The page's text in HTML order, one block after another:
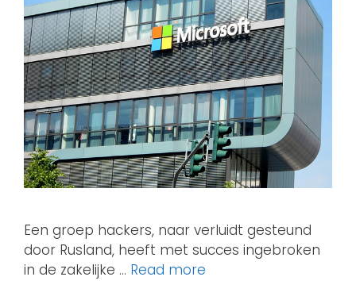
Een groep hackers, naar verluidt gesteund
door Rusland, heeft met succes ingebroken
in de zakelijke … Read more